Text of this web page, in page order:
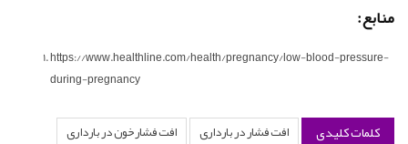
منابع:
https://www.healthline.com/health/pregnancy/low-blood-pressure-
during-pregnancy
کلمات کلیدی افت فشار در بارداری
افت فشارخون در بارداری